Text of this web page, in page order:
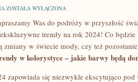
EKSKLUZYWNE
MODY
–
CO
BĘDZIE
NA
ZOSTAŁA WYŁĄCZONA
Was do​ podróży w przyszłość
⁣trendy ​na rok 2024! Co
zmiany⁤ w świecie mody,​ czy⁣ też
w kolorystyce – jakie barwy będą
zapowiada się niezwykle ekscytująco